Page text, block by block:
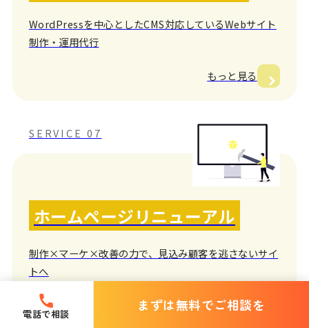
WordPressを中心としたCMS対応しているWebサイト
制作・運用代行
もっと見る
SERVICE 07
ホームページリニューアル
制作×マーケ×改善の力で、見込み顧客を逃さないサイ
トへ
もっと見る
電話で相談
まずは無料でご相談を